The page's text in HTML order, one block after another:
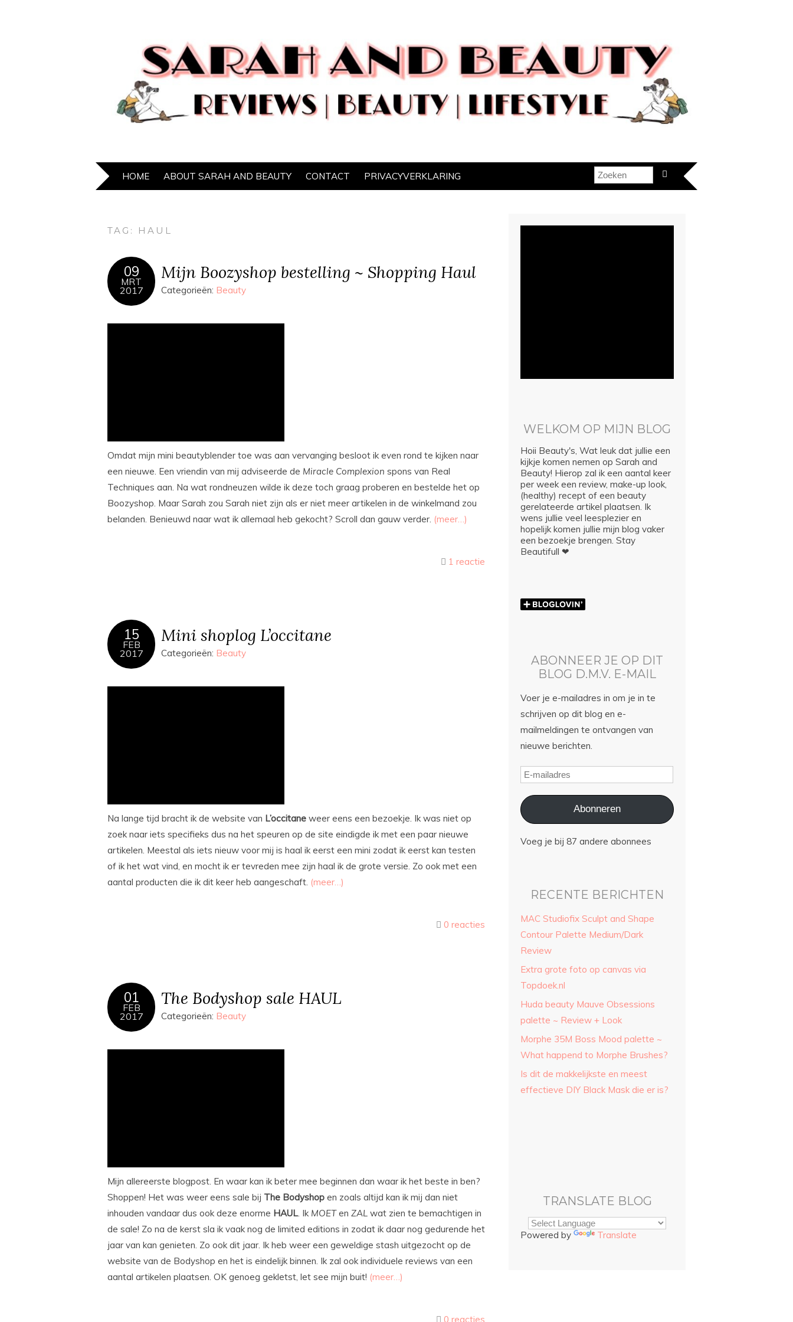
HOME ABOUT SARAH AND BEAUTY CONTACT PRIVACYVERKLARING
TAG: HAUL
09
MRT
2017
Mijn Boozyshop bestelling ~ Shopping Haul
Categorieën: Beauty
Omdat mijn mini beautyblender toe was aan vervanging besloot ik even rond te kijken naar
een nieuwe. Een vriendin van mij adviseerde de Miracle Complexion spons van Real
Techniques aan. Na wat rondneuzen wilde ik deze toch graag proberen en bestelde het op
Boozyshop. Maar Sarah zou Sarah niet zijn als er niet meer artikelen in de winkelmand zou
belanden. Benieuwd naar wat ik allemaal heb gekocht? Scroll dan gauw verder. (meer…)
1 reactie
15
FEB
2017
Mini shoplog L’occitane
Categorieën: Beauty
Na lange tijd bracht ik de website van L’occitane weer eens een bezoekje. Ik was niet op
zoek naar iets specifieks dus na het speuren op de site eindigde ik met een paar nieuwe
artikelen. Meestal als iets nieuw voor mij is haal ik eerst een mini zodat ik eerst kan testen
of ik het wat vind, en mocht ik er tevreden mee zijn haal ik de grote versie. Zo ook met een
aantal producten die ik dit keer heb aangeschaft. (meer…)
0 reacties
01
FEB
2017
The Bodyshop sale HAUL
Categorieën: Beauty
Mijn allereerste blogpost. En waar kan ik beter mee beginnen dan waar ik het beste in ben?
Shoppen! Het was weer eens sale bij The Bodyshop en zoals altijd kan ik mij dan niet
inhouden vandaar dus ook deze enorme HAUL. Ik MOETen ZAL wat zien te bemachtigen in
de sale! Zo na de kerst sla ik vaak nog de limited editions in zodat ik daar nog gedurende het
jaar van kan genieten. Zo ook dit jaar. Ik heb weer een geweldige stash uitgezocht op de
website van de Bodyshop en het is eindelijk binnen. Ik zal ook individuele reviews van een
aantal artikelen plaatsen. OK genoeg gekletst, let see mijn buit! (meer…)
0 reacties
WELKOM OP MIJN BLOG
Hoii Beauty's, Wat leuk dat jullie een
kijkje komen nemen op Sarah and
Beauty! Hierop zal ik een aantal keer
per week een review, make-up look,
(healthy) recept of een beauty
gerelateerde artikel plaatsen. Ik
wens jullie veel leesplezier en
hopelijk komen jullie mijn blog vaker
een bezoekje brengen. Stay
Beautifull ❤
ABONNEER JE OP DIT
BLOG D.M.V. E-MAIL
Voer je e-mailadres in om je in te
schrijven op dit blog en e-
mailmeldingen te ontvangen van
nieuwe berichten.
Abonneren
Voeg je bij 87 andere abonnees
RECENTE BERICHTEN
MAC Studiofix Sculpt and Shape
Contour Palette Medium/Dark
Review
Extra grote foto op canvas via
Topdoek.nl
Huda beauty Mauve Obsessions
palette ~ Review + Look
Morphe 35M Boss Mood palette ~
What happend to Morphe Brushes?
Is dit de makkelijkste en meest
effectieve DIY Black Mask die er is?
TRANSLATE BLOG
Powered by Translate